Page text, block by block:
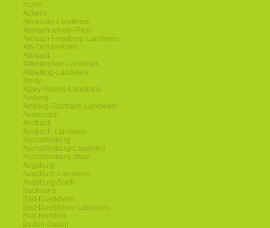
Aalen
Achern
Ahrweiler-Landkreis
Aichach-an-der-Paar
Aichach-Friedberg-Landkreis
Alb-Donau-Kreis
Albstadt
Altenkirchen-Landkreis
Altoetting-Landkreis
Alzey
Alzey-Worms-Landkreis
Amberg
Amberg-Sulzbach-Landkreis
Andernach
Ansbach
Ansbach-Landkreis
Aschaffenburg
Aschaffenburg-Landkreis
Aschaffenburg-Stadt
Augsburg
Augsburg-Landkreis
Augsburg-Stadt
Backnang
Bad-Duerkheim
Bad-Duerkheim-Landkreis
Bad-Hersfeld
Baden-Baden